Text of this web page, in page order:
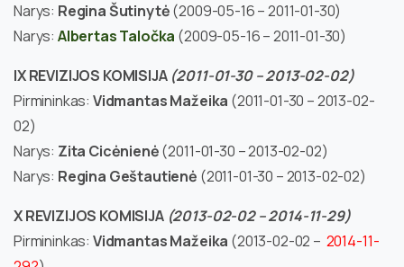
Narys: Regina Šutinytė(2009-05-16 – 2011-01-30)
Narys: Albertas Taločka (2009-05-16 – 2011-01-30)
IX REVIZIJOS KOMISIJA (2011-01-30 – 2013-02-02)
Pirmininkas: Vidmantas Mažeika (2011-01-30 – 2013-02-
02)
Narys: Zita Cicėnienė(2011-01-30 – 2013-02-02)
Narys: Regina Geštautienė (2011-01-30 – 2013-02-02)
X REVIZIJOS KOMISIJA (2013-02-02 – 2014-11-29)
Pirmininkas: Vidmantas Mažeika (2013-02-02 – 2014-11-